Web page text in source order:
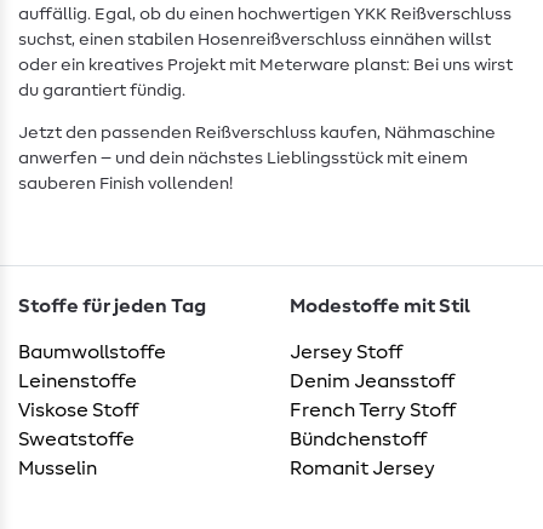
auffällig. Egal, ob du einen hochwertigen YKK Reißverschluss
suchst, einen stabilen Hosenreißverschluss einnähen willst
oder ein kreatives Projekt mit Meterware planst: Bei uns wirst
du garantiert fündig.
Jetzt den passenden Reißverschluss kaufen, Nähmaschine
anwerfen – und dein nächstes Lieblingsstück mit einem
sauberen Finish vollenden!
Stoffe für jeden Tag
Baumwollstoffe
Leinenstoffe
Viskose Stoff
Sweatstoffe
Musselin
Modestoffe mit Stil
Jersey Stoff
Denim Jeansstoff
French Terry Stoff
Bündchenstoff
Romanit Jersey